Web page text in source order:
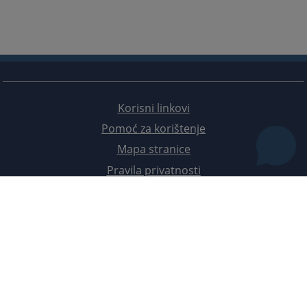
Korisni linkovi
Pomoć za korištenje
Mapa stranice
Pravila privatnosti